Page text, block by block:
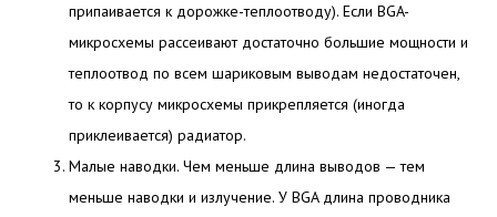
припаивается к дорожке-теплоотводу). Если BGA-
микросхемы рассеивают достаточно большие мощности и
теплоотвод по всем шариковым выводам недостаточен,
то к корпусу микросхемы прикрепляется (иногда
приклеивается) радиатор.
Малые наводки. Чем меньше длина выводов — тем
меньше наводки и излучение. У BGA длина проводника